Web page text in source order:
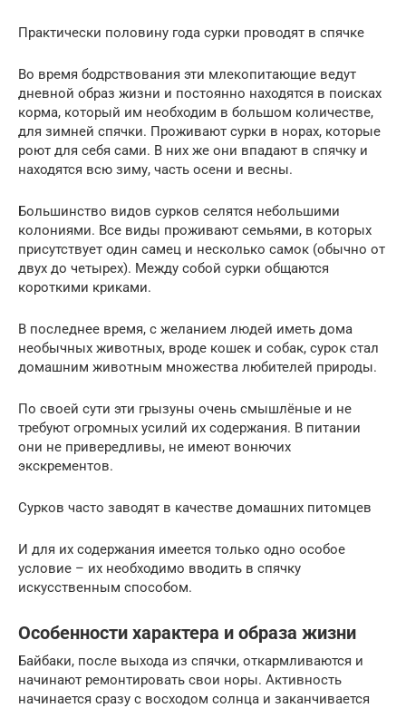
Практически половину года сурки проводят в спячке
Во время бодрствования эти млекопитающие ведут
дневной образ жизни и постоянно находятся в поисках
корма, который им необходим в большом количестве,
для зимней спячки. Проживают сурки в норах, которые
роют для себя сами. В них же они впадают в спячку и
находятся всю зиму, часть осени и весны.
Большинство видов сурков селятся небольшими
колониями. Все виды проживают семьями, в которых
присутствует один самец и несколько самок (обычно от
двух до четырех). Между собой сурки общаются
короткими криками.
В последнее время, с желанием людей иметь дома
необычных животных, вроде кошек и собак, сурок стал
домашним животным множества любителей природы.
По своей сути эти грызуны очень смышлёные и не
требуют огромных усилий их содержания. В питании
они не привередливы, не имеют вонючих
экскрементов.
Сурков часто заводят в качестве домашних питомцев
И для их содержания имеется только одно особое
условие – их необходимо вводить в спячку
искусственным способом.
Особенности характера и образа жизни
Байбаки, после выхода из спячки, откармливаются и
начинают ремонтировать свои норы. Активность
начинается сразу с восходом солнца и заканчивается